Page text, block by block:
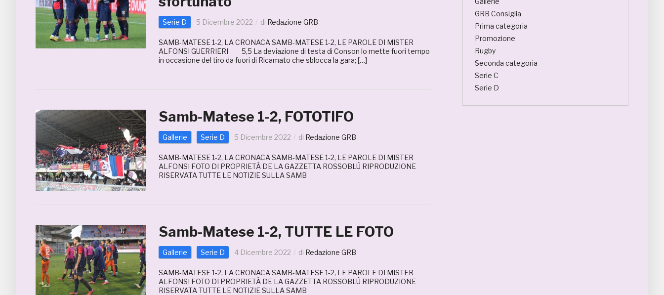
Serie D 5 Dicembre 2022 di Redazione GRB
SAMB-MATESE 1-2, LA CRONACA SAMB-MATESE 1-2, LE PAROLE DI MISTER
ALFONSI GUERRIERI 5,5 La deviazione di testa di Conson lo mette fuori tempo
in occasione del tiro da fuori di Ricamato che sblocca la gara; […]
Samb-Matese 1-2, FOTOTIFO
Gallerie Serie D 5 Dicembre 2022 di Redazione GRB
SAMB-MATESE 1-2, LA CRONACA SAMB-MATESE 1-2, LE PAROLE DI MISTER
ALFONSI FOTO DI PROPRIETÀ DE LA GAZZETTA ROSSOBLÙ RIPRODUZIONE
RISERVATA TUTTE LE NOTIZIE SULLA SAMB
Samb-Matese 1-2, TUTTE LE FOTO
Gallerie Serie D 4 Dicembre 2022 di Redazione GRB
SAMB-MATESE 1-2, LA CRONACA SAMB-MATESE 1-2, LE PAROLE DI MISTER
ALFONSI FOTO DI PROPRIETÀ DE LA GAZZETTA ROSSOBLÙ RIPRODUZIONE
RISERVATA TUTTE LE NOTIZIE SULLA SAMB
GRB Consiglia
Prima categoria
Promozione
Rugby
Seconda categoria
Serie C
Serie D